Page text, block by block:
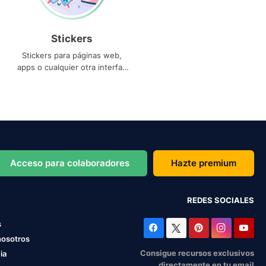
Stickers
Stickers para páginas web,
apps o cualquier otra interfaz
Acceso para colaboradores Hazte premium
REDES SOCIALES
Consigue recursos exclusivos